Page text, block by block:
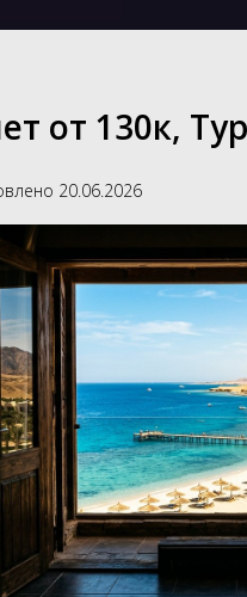
от 130к,
20.06.2026